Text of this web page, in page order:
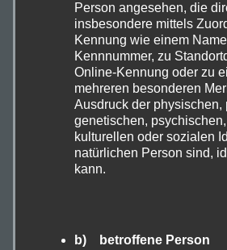
Kunstdruck
Person angesehen, die
insbesondere mittels
Kennung wie einem
Kennnummer, zu
Online-Kennung oder zu
mehreren besonderen
Ausdruck der physischen,
genetischen,
kulturellen oder sozialen
natürlichen Person sind,
kann.
b) betroffene Person